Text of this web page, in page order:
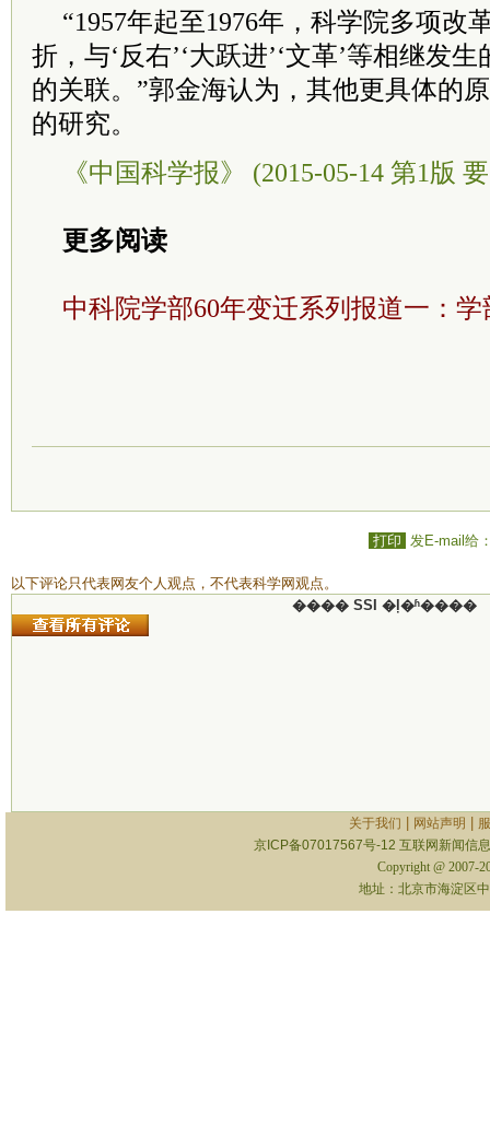
“1957年起至1976年，科学院多项改
折，与‘反右’‘大跃进’‘文革’等相继发
的关联。”郭金海认为，其他更具体的
的研究。
《中国科学报》 (2015-05-14 第1版
更多阅读
中科院学部60年变迁系列报道一：学
打印 发E-mail给
以下评论只代表网友个人观点，不代表科学网观点。
���� SSI �ļ�ʱ����
关于我们 网站声明
京ICP备07017567号-12 互联网新闻信
Copyright @ 2007-
地址：北京市海淀区